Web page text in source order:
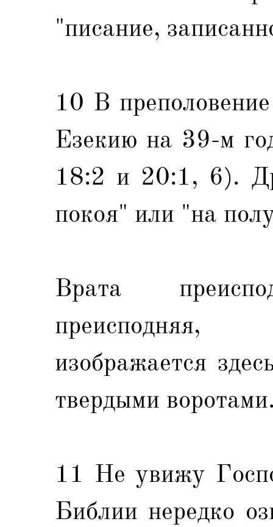
"писание,
10 В
Езекию на 39-м
18:2 и 20:1, 6).
покоя" или "на
Врата
изображается
твердыми
11 Не увижу
Библии нередко